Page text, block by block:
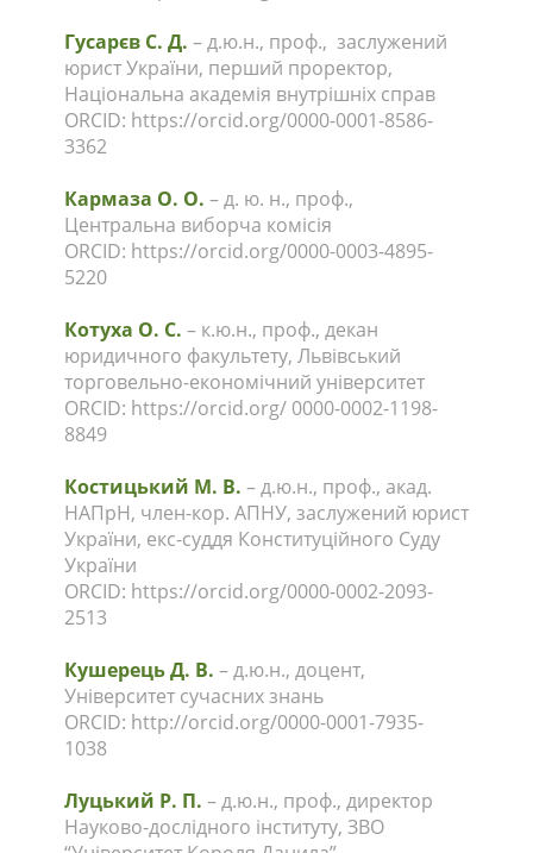
Гусарєв С. Д. – д.ю.н., проф., заслужений
юрист України, перший проректор,
Національна академія внутрішніх справ
ORCID: https://orcid.org/0000-0001-8586-
3362
Кармаза О. О. – д. ю. н., проф.,
Центральна виборча комісія
ORCID: https://orcid.org/0000-0003-4895-
5220
Котуха О. С. – к.ю.н., проф., декан
юридичного факультету, Львівський
торговельно-економічний університет
ORCID: https://orcid.org/ 0000-0002-1198-
8849
Костицький М. В. – д.ю.н., проф., акад.
НАПрН, член-кор. АПНУ, заслужений юрист
України, екс-суддя Конституційного Суду
України
ORCID: https://orcid.org/0000-0002-2093-
2513
Кушерець Д. В. – д.ю.н., доцент,
Університет сучасних знань
ORCID: http://orcid.org/0000-0001-7935-
1038
Луцький Р. П. – д.ю.н., проф., директор
Науково-дослідного інституту, ЗВО